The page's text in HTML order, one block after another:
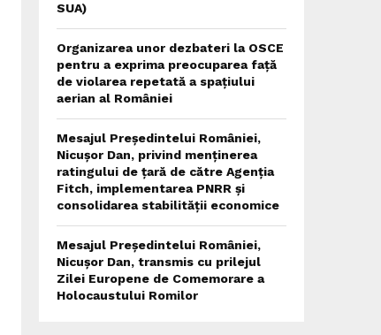
SUA)
Organizarea unor dezbateri la OSCE
pentru a exprima preocuparea față
de violarea repetată a spațiului
aerian al României
Mesajul Președintelui României,
Nicușor Dan, privind menținerea
ratingului de țară de către Agenția
Fitch, implementarea PNRR și
consolidarea stabilității economice
Mesajul Președintelui României,
Nicușor Dan, transmis cu prilejul
Zilei Europene de Comemorare a
Holocaustului Romilor